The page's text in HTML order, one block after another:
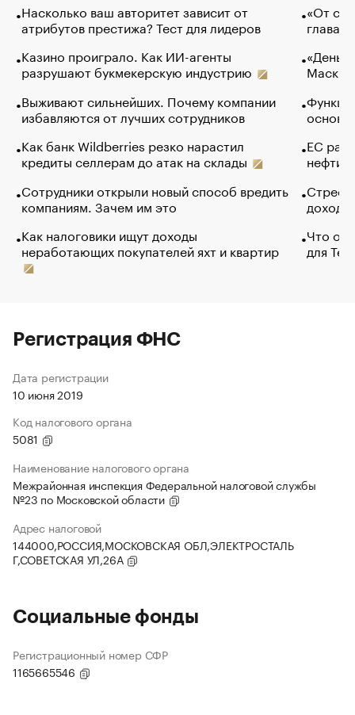
Насколько ваш авторитет зависит от
атрибутов престижа? Тест для лидеров
Казино проиграло. Как ИИ-агенты
разрушают букмекерскую индустрию
Выживают сильнейших. Почему компании
избавляются от лучших сотрудников
Как банк Wildberries резко нарастил
кредиты селлерам до атак на склады
Сотрудники открыли новый способ вредить
компаниям. Зачем им это
Как налоговики ищут доходы
неработающих покупателей яхт и квартир
«От
глава
Маск в
основ
ЕС
нефти
Что
для
Регистрация ФНС
Дата регистрации
10 июня 2019
Код налогового органа
5081
Наименование налогового органа
Межрайонная инспекция Федеральной налоговой службы
№23 по Московской области
Адрес налоговой
144000,РОССИЯ,МОСКОВСКАЯ ОБЛ,ЭЛЕКТРОСТАЛЬ
Г,СОВЕТСКАЯ УЛ,26А
Социальные фонды
Регистрационный номер СФР
1165665546